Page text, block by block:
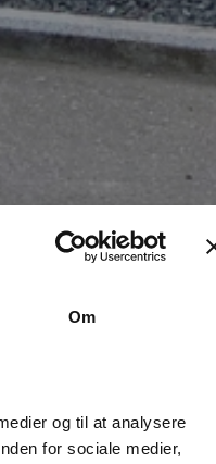
Om
og til at analysere
for sociale medier,